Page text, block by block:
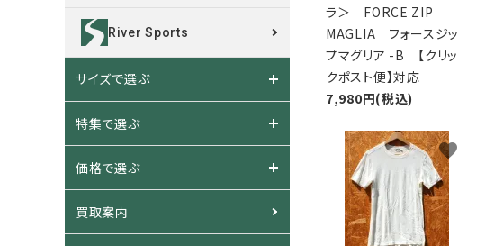
ラ＞ FORCE ZIP
MAGLIA フォースジッ
プマグリア -B 【クリッ
クポスト便】対応
7,980円(税込)
favorite
River Sports
サイズで選ぶ
特集で選ぶ
価格で選ぶ
買取案内